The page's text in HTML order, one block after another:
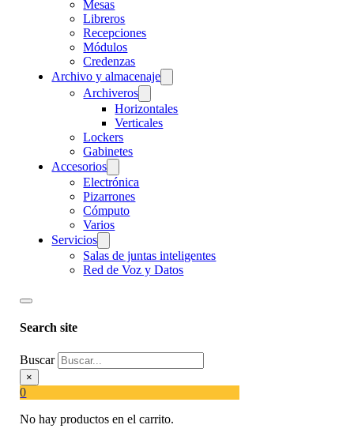
Mesas
Libreros
Recepciones
Módulos
Credenzas
Archivo y almacenaje
Archiveros
Horizontales
Verticales
Lockers
Gabinetes
Accesorios
Electrónica
Pizarrones
Cómputo
Varios
Servicios
Salas de juntas inteligentes
Red de Voz y Datos
Search site
Buscar
×
0
No hay productos en el carrito.